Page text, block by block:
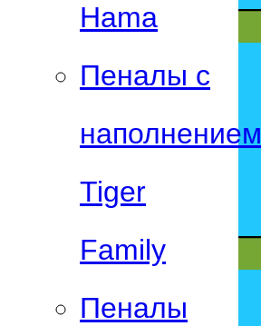
Hama
Пеналы с
наполнением
Tiger
Family
Пеналы